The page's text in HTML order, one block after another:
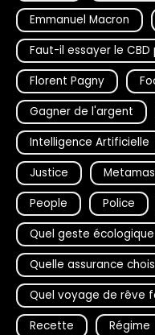
Emmanuel Macron
Faut-il essayer le
Florent Pagny
Gagner de l'argent
Intelligence Artificielle
Justice
People
Police
Quel geste
Quelle assurance
Quel voyage de rêve
Recette
Régime